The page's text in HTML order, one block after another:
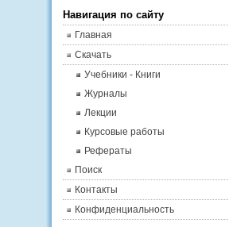
Навигация по сайту
Главная
Скачать
Учебники - Книги
Журналы
Лекции
Курсовые работы
Рефераты
Поиск
Контакты
Конфиденциальность